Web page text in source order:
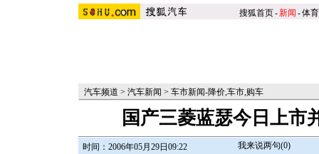
搜狐首页-新闻 -体育
汽车频道 > 汽车新闻 > 车市新闻-降价,车市,购车
国产三菱蓝瑟今日上市
时间：2006年05月29日09:22 我来说两句(0)